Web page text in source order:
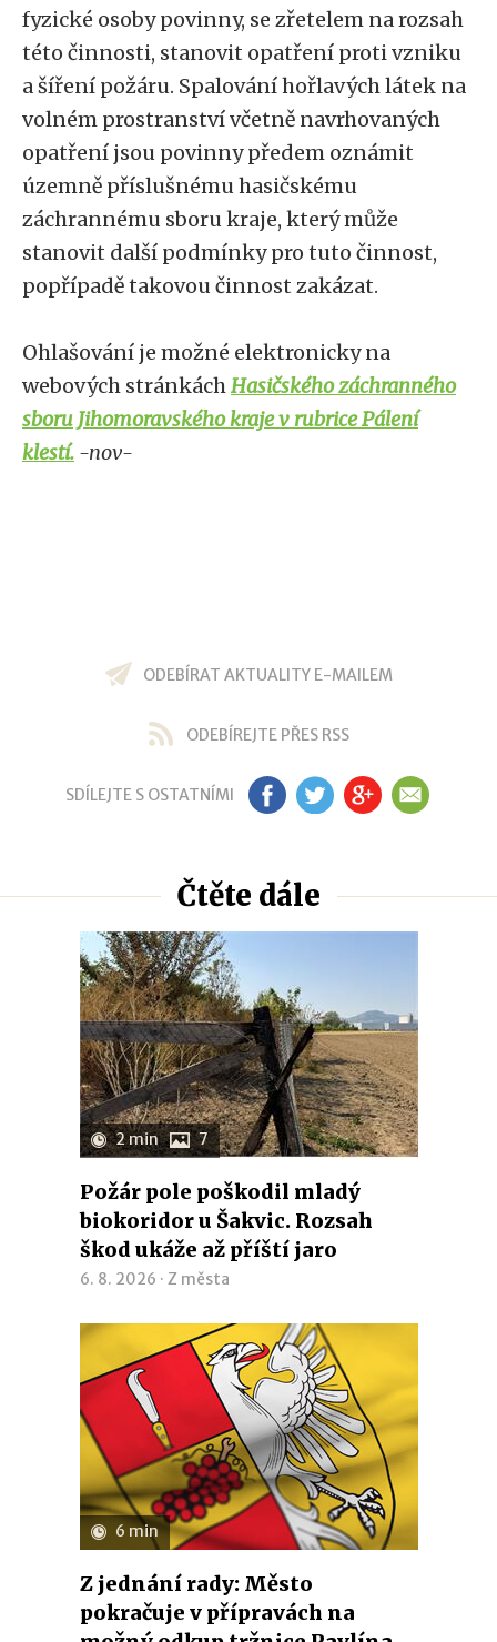
fyzické osoby povinny, se zřetelem na rozsah
této činnosti, stanovit opatření proti vzniku
a šíření požáru. Spalování hořlavých látek na
volném prostranství včetně navrhovaných
opatření jsou povinny předem oznámit
územně příslušnému hasičskému
záchrannému sboru kraje, který může
stanovit další podmínky pro tuto činnost,
popřípadě takovou činnost zakázat.
Ohlašování je možné elektronicky na
webových stránkáchHasičského záchranného
sboru Jihomoravského kraje v rubrice Pálení
klestí. -nov-
ODEBÍRAT AKTUALITY E-MAILEM
ODEBÍREJTE PŘES RSS
SDÍLEJTE S OSTATNÍMI FB TW GP EM
Čtěte dále
2 min 7
Požár pole poškodil mladý
biokoridor u Šakvic. Rozsah
škod ukáže až příští jaro
6. 8. 2026 · Z města
6 min
Z jednání rady: Město
pokračuje v přípravách na